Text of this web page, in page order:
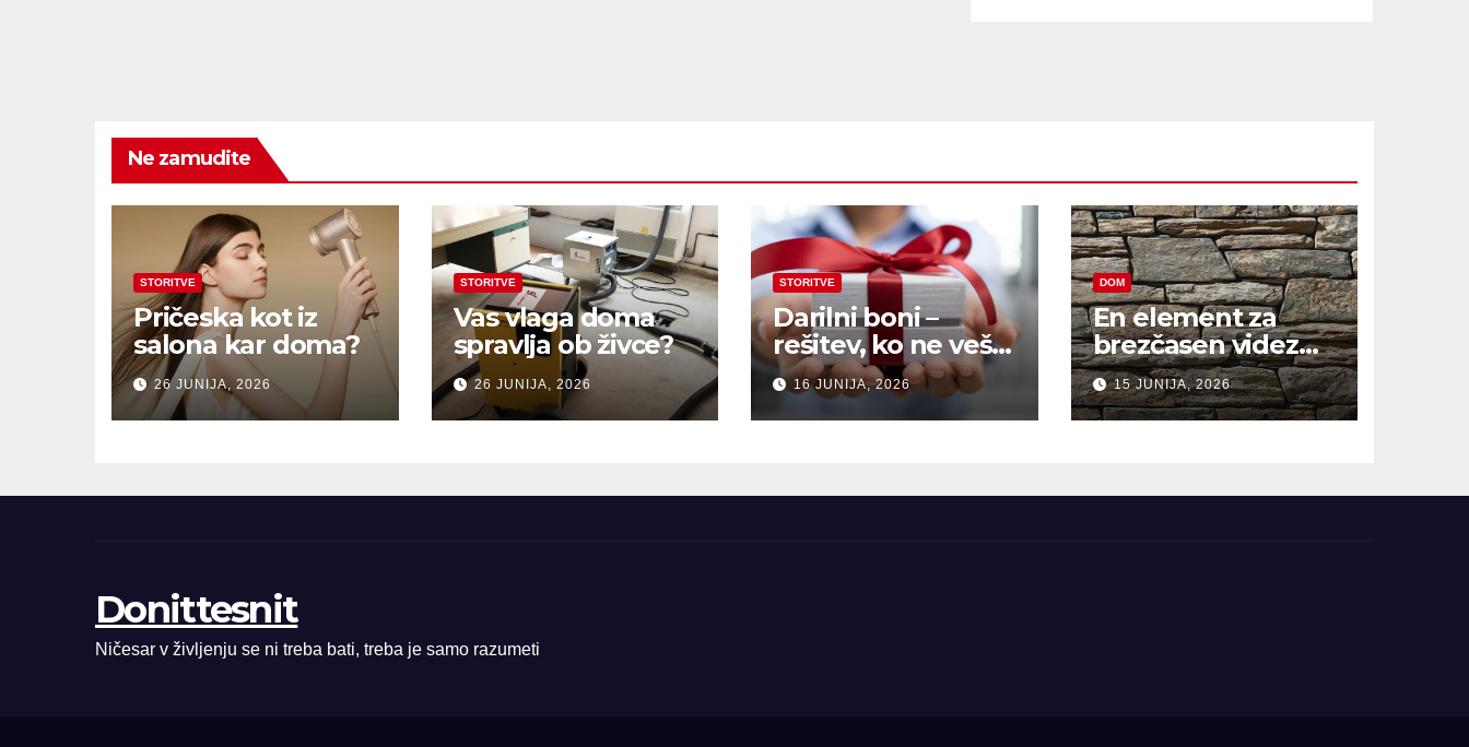
Ne zamudite
STORITVE
Pričeska kot iz
salona kar doma?
26 JUNIJA, 2026
STORITVE
Vas vlaga doma
spravlja ob živce?
26 JUNIJA, 2026
STORITVE
Darilni boni –
rešitev, ko ne veš,
kaj pokloniti
16 JUNIJA, 2026
DOM
En element za
brezčasen videz
hiše
15 JUNIJA, 2026
Donittesnit
Ničesar v življenju se ni treba bati, treba je samo razumeti